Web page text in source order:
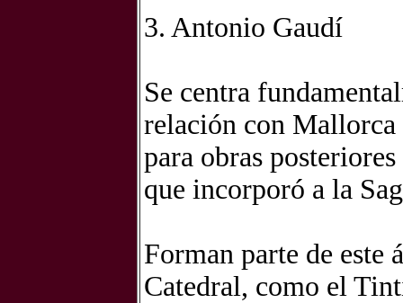
3. Antonio Gaudí
Se centra
relación con
para obras
que incorporó a la
Forman parte de este
Catedral, como el